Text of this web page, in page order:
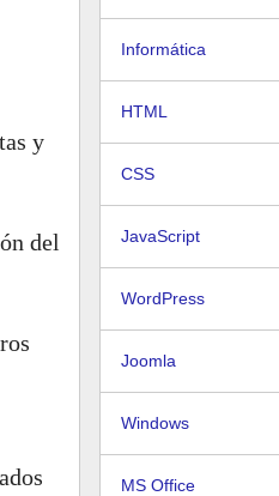
y
del
Informática
HTML
CSS
JavaScript
WordPress
Joomla
Windows
MS Office